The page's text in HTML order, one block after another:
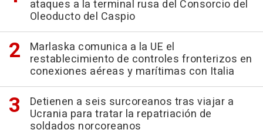
ataques a la terminal rusa del Consorcio del
Oleoducto del Caspio
Marlaska comunica a la UE el
restablecimiento de controles fronterizos en
conexiones aéreas y marítimas con Italia
Detienen a seis surcoreanos tras viajar a
Ucrania para tratar la repatriación de
soldados norcoreanos